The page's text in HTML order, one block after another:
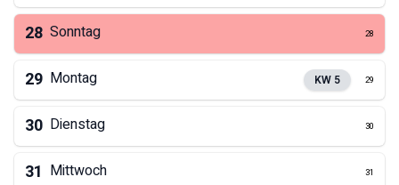
28 Sonntag 28
29 Montag KW 5 29
30 Dienstag 30
31 Mittwoch 31